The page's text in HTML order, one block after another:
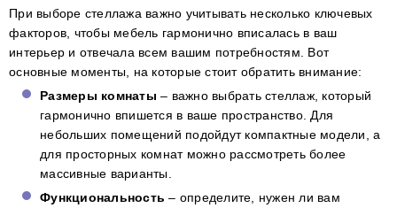
При выборе стеллажа важно учитывать несколько ключевых
факторов, чтобы мебель гармонично вписалась в ваш
интерьер и отвечала всем вашим потребностям. Вот
основные моменты, на которые стоит обратить внимание:
Размеры комнаты – важно выбрать стеллаж, который
гармонично впишется в ваше пространство. Для
небольших помещений подойдут компактные модели, а
для просторных комнат можно рассмотреть более
массивные варианты.
Функциональность – определите, нужен ли вам